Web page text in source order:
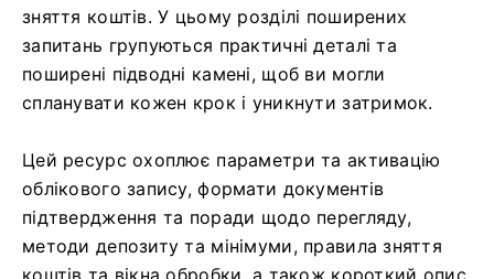
зняття коштів. У цьому розділі поширених
запитань групуються практичні деталі та
поширені підводні камені, щоб ви могли
спланувати кожен крок і уникнути затримок.
Цей ресурс охоплює параметри та активацію
облікового запису, формати документів
підтвердження та поради щодо перегляду,
методи депозиту та мінімуми, правила зняття
коштів та вікна обробки, а також короткий опис